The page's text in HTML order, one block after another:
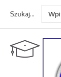
Szukaj...